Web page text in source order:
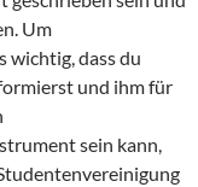
Um
wichtig, dass du
und ihm für
sein kann,